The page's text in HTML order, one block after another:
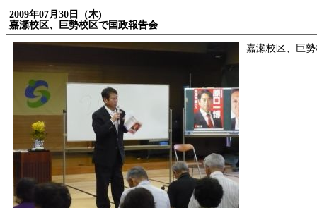
2009年07月30日（木)
嘉瀬校区、巨勢校区で国政報告会
嘉瀬校区、巨